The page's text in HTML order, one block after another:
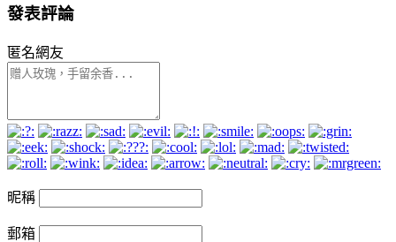
發表評論
匿名網友
昵稱
郵箱